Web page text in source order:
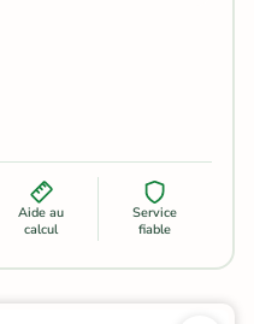
Aide au
calcul
Service
fiable